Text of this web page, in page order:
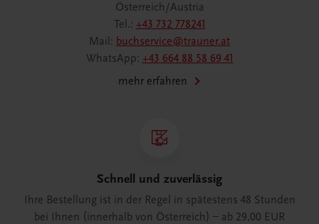
Österreich/Austria
Tel.: +43 732 778241
Mail: buchservice@trauner.at
WhatsApp: +43 664 88 58 69 41
mehr erfahren
Schnell und zuverlässig
Ihre Bestellung ist in der Regel in spätestens 48 Stunden
bei Ihnen (innerhalb von Österreich) – ab 29,00 EUR